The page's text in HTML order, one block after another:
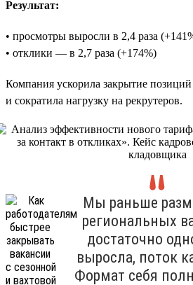
Результат:
• просмотры выросли в 2,4 раза
• отклики — в 2,7 раза (+174%)
Компания ускорила закрытие
и сократила нагрузку на рекрутеров.
Мы раньше
региональных
достаточно
выросла, поток
Формат себя